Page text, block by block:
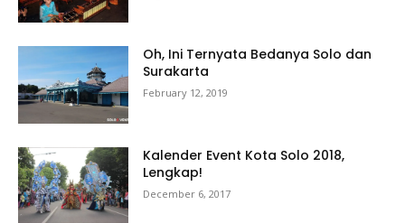
Oh, Ini Ternyata Bedanya Solo dan
Surakarta
February 12, 2019
Kalender Event Kota Solo 2018,
Lengkap!
December 6, 2017